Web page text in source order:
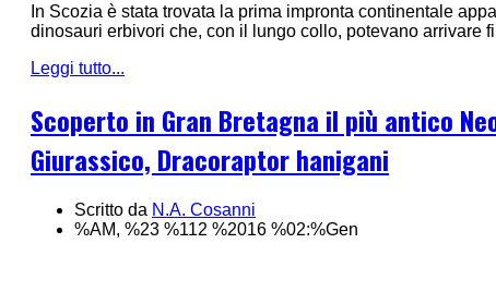
In Scozia è stata trovata la prima impronta continentale
dinosauri erbivori che, con il lungo collo, potevano arrivare
Leggi tutto...
Scoperto in Gran Bretagna il più antico
Giurassico, Dracoraptor hanigani
Scritto da N.A. Cosanni
%AM, %23 %112 %2016 %02:%Gen